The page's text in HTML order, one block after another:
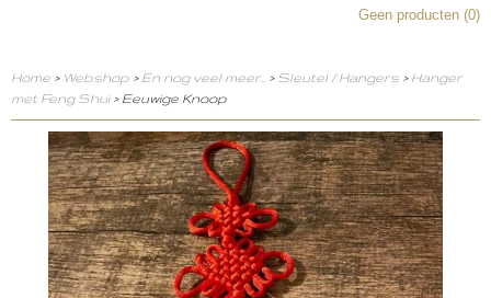
Geen producten (0)
Home > Webshop > En nog veel meer.. > Sleutel / Hangers > Hanger
met Feng Shui> Eeuwige Knoop